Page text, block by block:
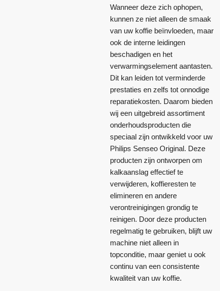
Wanneer deze zich ophopen,
kunnen ze niet alleen de smaak
van uw koffie beïnvloeden, maar
ook de interne leidingen
beschadigen en het
verwarmingselement aantasten.
Dit kan leiden tot verminderde
prestaties en zelfs tot onnodige
reparatiekosten. Daarom bieden
wij een uitgebreid assortiment
onderhoudsproducten die
speciaal zijn ontwikkeld voor uw
Philips Senseo Original. Deze
producten zijn ontworpen om
kalkaanslag effectief te
verwijderen, koffieresten te
elimineren en andere
verontreinigingen grondig te
reinigen. Door deze producten
regelmatig te gebruiken, blijft uw
machine niet alleen in
topconditie, maar geniet u ook
continu van een consistente
kwaliteit van uw koffie.